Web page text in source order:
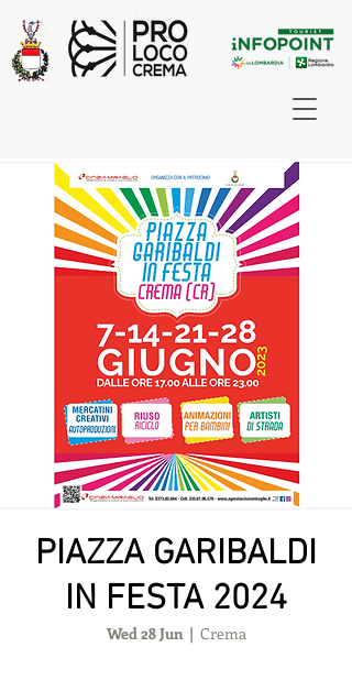
PIAZZA GARIBALDI
IN FESTA 2024
Wed 28 Jun
  |
Crema